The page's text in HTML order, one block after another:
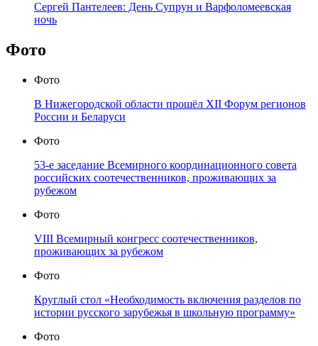
Сергей Пантелеев: День Супрун и Варфоломеевская
ночь
Фото
Фото
В Нижегородской области прошёл XII Форум регионов
России и Беларуси
Фото
53-е заседание Всемирного координационного совета
российских соотечественников, проживающих за
рубежом
Фото
VIII Всемирный конгресс соотечественников,
проживающих за рубежом
Фото
Круглый стол «Необходимость включения разделов по
истории русского зарубежья в школьную программу»
Фото